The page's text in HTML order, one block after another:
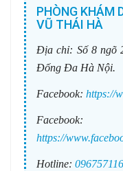
PHÒNG KHÁM
VŨ THÁI HÀ
Địa chỉ: Số 8 ngõ
Đống Đa Hà Nội.
Facebook: https://
Facebook:
https://
Hotline: